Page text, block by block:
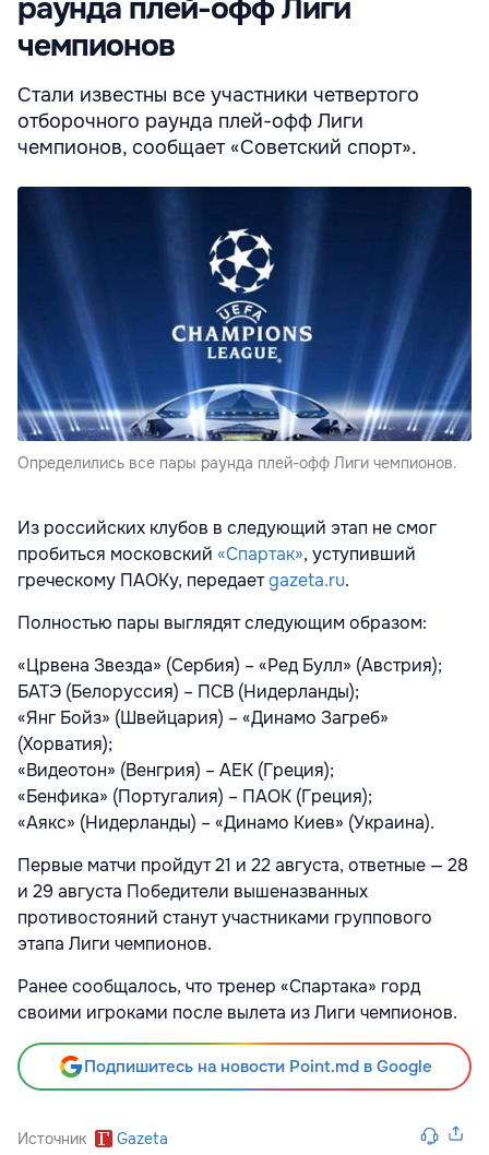
раунда плей-офф Лиги
чемпионов
Стали известны все участники четвертого
отборочного раунда плей-офф Лиги
чемпионов, сообщает «Советский спорт».
Определились все пары раунда плей-офф Лиги чемпионов.
Из российских клубов в следующий этап не смог
пробиться московский «Спартак», уступивший
греческому ПАОКу, передаетgazeta.ru.
Полностью пары выглядят следующим образом:
«Црвена Звезда» (Сербия) – «Ред Булл» (Австрия);
БАТЭ (Белоруссия) – ПСВ (Нидерланды);
«Янг Бойз» (Швейцария) – «Динамо Загреб»
(Хорватия);
«Видеотон» (Венгрия) – АЕК (Греция);
«Бенфика» (Португалия) – ПАОК (Греция);
«Аякс» (Нидерланды) – «Динамо Киев» (Украина).
Первые матчи пройдут 21 и 22 августа, ответные — 28
и 29 августа Победители вышеназванных
противостояний станут участниками группового
этапа Лиги чемпионов.
Ранее сообщалось, что тренер «Спартака» горд
своими игроками после вылета из Лиги чемпионов.
Подпишитесь на новости Point.md в Google
Источник Gazeta